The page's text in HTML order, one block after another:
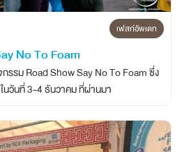
เฟสท์อัพเดท
No To Foam
รรม Road Show Say No To Foam ซึ่ง
นวันที่ 3-4 ธันวาคม ที่ผ่านมา